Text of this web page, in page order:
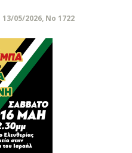
13/05/2026, No 1722